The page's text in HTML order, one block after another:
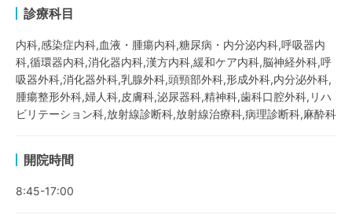
診療科目
内科,感染症内科,血液・腫瘍内科,糖尿病・内分泌内科,呼吸器内
科,循環器内科,消化器内科,漢方内科,緩和ケア内科,脳神経外科,呼
吸器外科,消化器外科,乳腺外科,頭頸部外科,形成外科,内分泌外科,
腫瘍整形外科,婦人科,皮膚科,泌尿器科,精神科,歯科口腔外科,リハ
ビリテーション科,放射線診断科,放射線治療科,病理診断科,麻酔科
開院時間
8:45-17:00